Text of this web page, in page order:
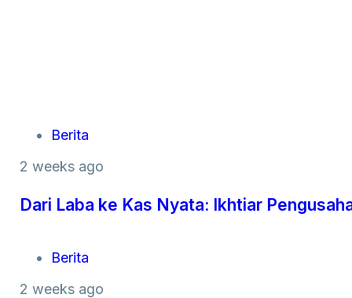
Berita
2 weeks ago
Dari Laba ke Kas Nyata: Ikhtiar
Berita
2 weeks ago